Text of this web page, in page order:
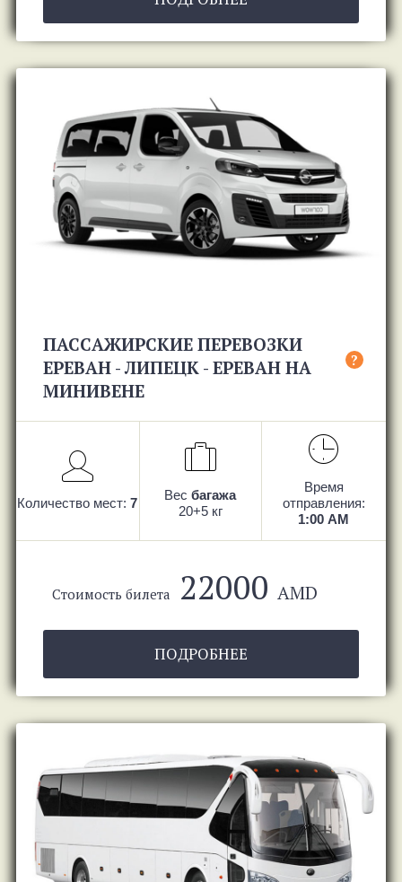
ПАССАЖИРСКИЕ ПЕРЕВОЗКИ
ЕРЕВАН - ЛИПЕЦК - ЕРЕВАН НА
МИНИВЕНЕ
?
Количество мест:7
Весбагажа
20+5 кг
Время
отправления:
1:00 AM
Стоимость билета 22000 AMD
ПОДРОБНЕЕ